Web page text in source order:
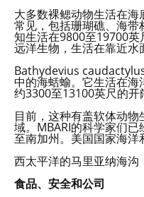
大多数裸鳃动物生活在
常见，包括珊瑚礁、海
知生活在9800至19700
远洋生物，生活在靠近水
Bathydevius
中的海蛞蝓。它生活在
约3300至13100英尺的开
目前，这种有盖软体动
域。MBARI的科学家们
至南加州。美国国家海
西太平洋的马里亚纳海沟
食品、安全和公司